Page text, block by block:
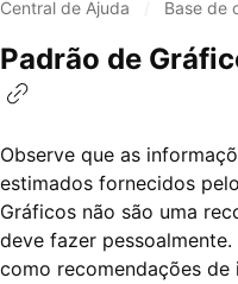
Central de Ajuda Base de
Padrão de
Observe que as
estimados fornecidos
Gráficos não são uma
deve fazer
como recomendações de